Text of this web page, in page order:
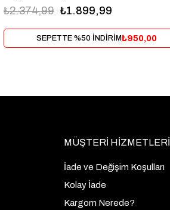
₺1.899,99
₺2.374,99
SEPETTE %50 İNDİRİM₺950,00
MÜŞTERİ HİZMETLERİ
İade ve Değişim Koşulları
Kolay İade
Kargom Nerede?